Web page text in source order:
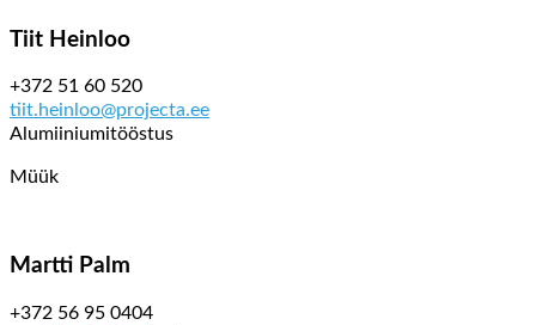
Tiit Heinloo
+372 51 60 520
tiit.heinloo@projecta.ee
Alumiiniumitööstus
Müük
Martti Palm
+372 56 95 0404